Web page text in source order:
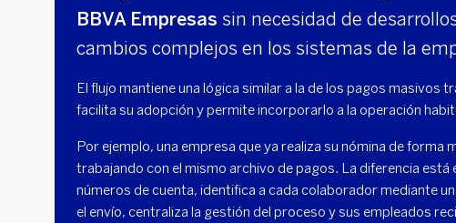
BBVA Empresas sin necesidad de
cambios complejos en los sistemas de la
El flujo mantiene una lógica similar a la de los pagos masivos
facilita su adopción y permite incorporarlo a la operación
Por ejemplo, una empresa que ya realiza su nómina de forma
trabajando con el mismo archivo de pagos. La diferencia está
números de cuenta, identifica a cada colaborador mediante
el envío, centraliza la gestión del proceso y sus empleados